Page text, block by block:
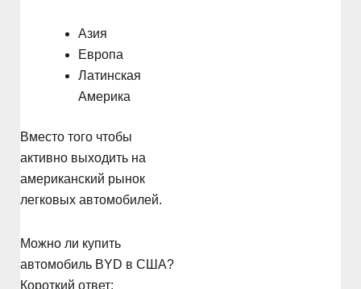
Азия
Европа
Латинская
Америка
Вместо того чтобы
активно выходить на
американский рынок
легковых автомобилей.
Можно ли купить
автомобиль BYD в США?
Короткий ответ: